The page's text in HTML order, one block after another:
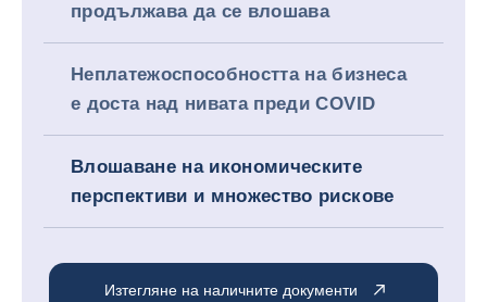
продължава да се влошава
Неплатежоспособността на бизнеса
е доста над нивата преди COVID
Влошаване на икономическите
перспективи и множество рискове
Изтегляне на наличните документи